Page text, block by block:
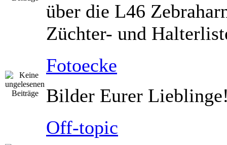
über die L46
Züchter- und
Fotoecke
Bilder Eurer
Off-topic